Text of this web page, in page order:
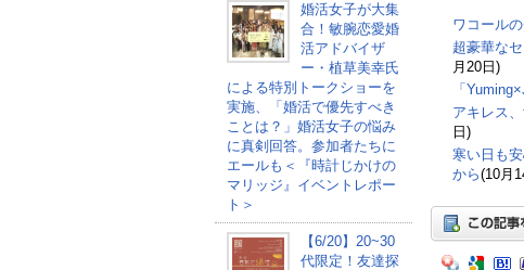
婚活女子が大集
合！敏腕恋愛婚
活アドバイザ
ー・植草美幸氏
による特別トークショーを
実施、「婚活で優先すべき
ことは？」婚活女子の悩み
に真剣回答。参加者たちに
エールも＜『時計じかけの
マリッジ』イベントレポー
ト＞
【6/20】20~30
代限定！友達探
ワコール
超豪華な
月20日)
「
アキレス
日)
寒い日も
から(10月